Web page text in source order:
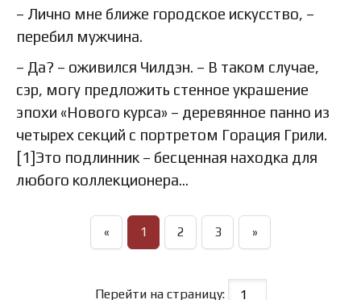
– Лично мне ближе городское искусство, –
перебил мужчина.
– Да? – оживился Чилдэн. – В таком случае,
сэр, могу предложить стенное украшение
эпохи «Нового курса» – деревянное панно из
четырех секций с портретом Горация Грили.
[1]Это подлинник – бесценная находка для
любого коллекционера…
« 1 2 3 »
Перейти на страницу: